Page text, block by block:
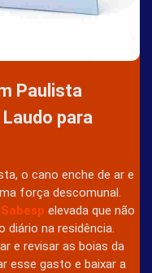
Paulista
para
o cano enche de ar e
força descomunal.
Sabesp elevada que não
diário na residência.
e revisar as boias da
esse gasto e baixar a